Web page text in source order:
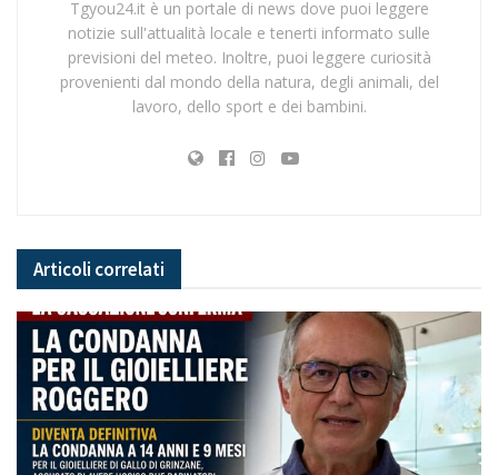
Tgyou24.it è un portale di news dove puoi leggere
notizie sull'attualità locale e tenerti informato sulle
previsioni del meteo. Inoltre, puoi leggere curiosità
provenienti dal mondo della natura, degli animali, del
lavoro, dello sport e dei bambini.
Articoli correlati